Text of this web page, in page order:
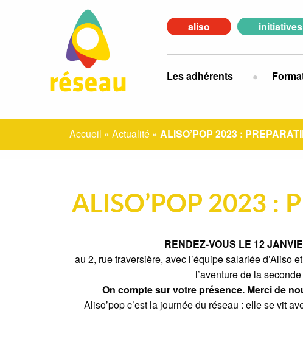
aliso initiatives
Les adhérents
Accueil »Actualité »ALISO’POP 2023 :
ALISO’POP 2023 :
RENDEZ-VOUS LE 12
au 2, rue traversière, avec l’équipe salariée d’Aliso
l’aventure de la
On compte sur votre présence. Merci de
Aliso’pop c’est la journée du réseau : elle se vit